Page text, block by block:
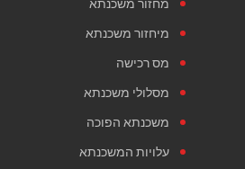
מיחזור משכנתא
מס רכישה
מסלולי משכנתא
משכנתא הפוכה
עלויות המשכנתא